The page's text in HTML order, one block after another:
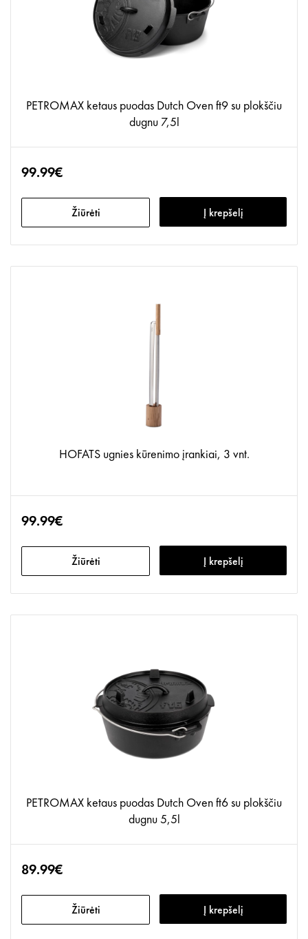
PETROMAX ketaus puodas Dutch Oven ft9 su plokščiu
dugnu 7,5l
99.99€
Žiūrėti Į krepšelį
HOFATS ugnies kūrenimo įrankiai, 3 vnt.
99.99€
Žiūrėti Į krepšelį
PETROMAX ketaus puodas Dutch Oven ft6 su plokščiu
dugnu 5,5l
89.99€
Žiūrėti Į krepšelį